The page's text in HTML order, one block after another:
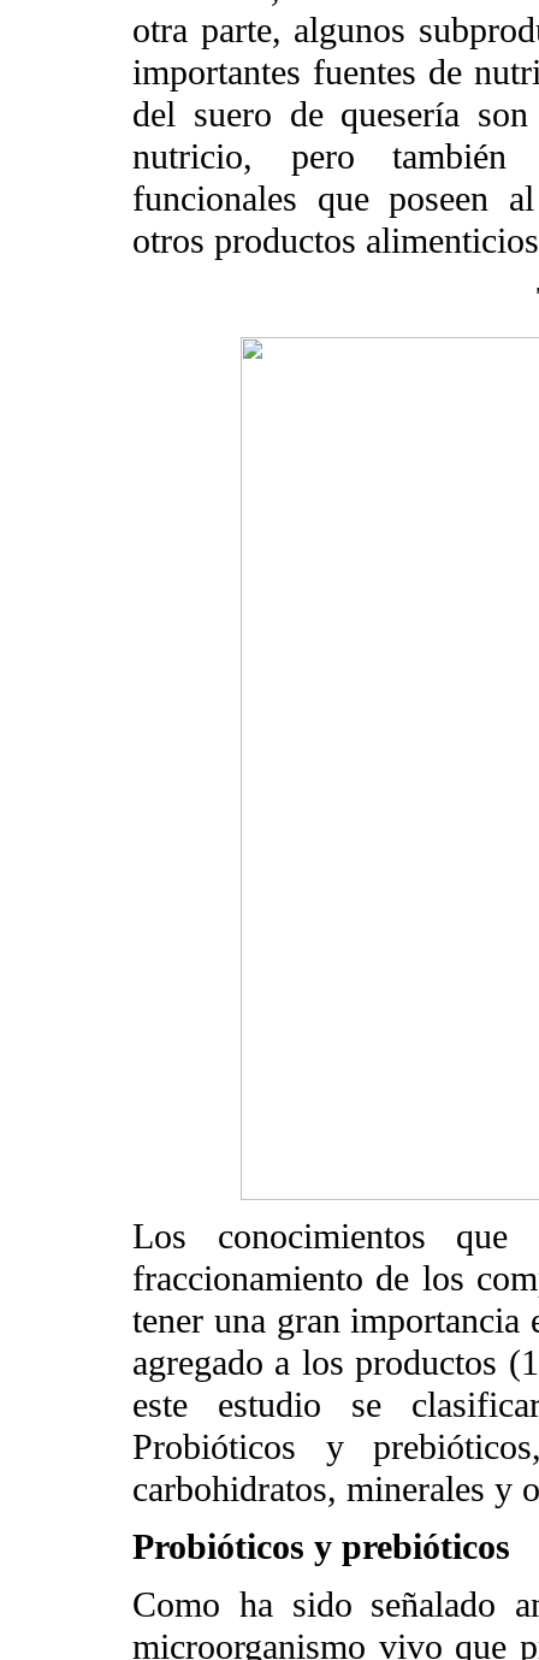
otra parte, algunos
importantes fuentes de
del suero de quesería
nutricio, pero también
funcionales que poseen
otros productos
Los conocimientos
fraccionamiento de los
tener una gran
agregado a los productos
este estudio se
Probióticos y
carbohidratos, minerales y
Probióticos y prebióticos
Como ha sido señalado
microorganismo vivo que